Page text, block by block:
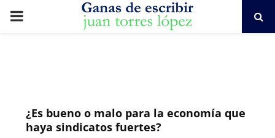
PRIMARY
¿Es bueno o malo para la economía que
haya sindicatos fuertes?